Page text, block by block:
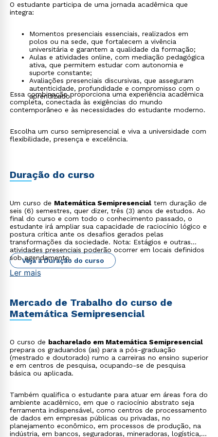
O estudante participa de uma jornada acadêmica que
integra:
Momentos presenciais essenciais, realizados em
polos ou na sede, que fortalecem a vivência
universitária e garantem a qualidade da formação;
Aulas e atividades online, com mediação pedagógica
ativa, que permitem estudar com autonomia e
suporte constante;
Avaliações presenciais discursivas, que asseguram
autenticidade, profundidade e compromisso com o
aprendizado.
Essa combinação proporciona uma experiência acadêmica
completa, conectada às exigências do mundo
contemporâneo e às necessidades do estudante moderno.
Escolha um curso semipresencial e viva a universidade com
flexibilidade, presença e excelência.
Duração do curso
Um curso de Matemática Semipresencial tem duração de
seis (6) semestres, quer dizer, três (3) anos de estudos. Ao
final do curso e com todo o conhecimento passado, o
estudante irá ampliar sua capacidade de raciocínio lógico e
postura crítica ante os desafios gerados pelas
transformações da sociedade. Nota: Estágios e outras
atividades presenciais poderão ocorrer em locais definidos
sob agendamento.
Veja a Duração do curso
Ler mais
Mercado de Trabalho do curso de
Matemática Semipresencial
O curso de bacharelado em Matemática Semipresencial
prepara os graduandos (as) para a pós-graduação
(mestrado e doutorado) rumo a carreiras no ensino superior
e em centros de pesquisa, ocupando-se de pesquisa
básica ou aplicada.
Também qualifica o estudante para atuar em áreas fora do
ambiente acadêmico, em que o raciocínio abstrato seja
ferramenta indispensável, como centros de processamento
de dados em empresas públicas ou privadas, no
planejamento econômico, em processos de produção, na
indústria, em bancos, seguradoras, mineradoras, logística,